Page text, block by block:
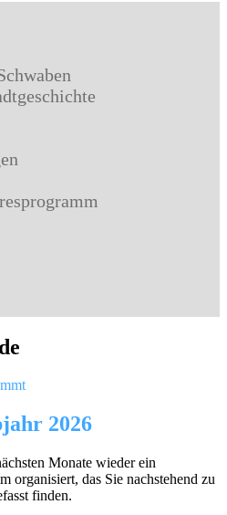
2026
Monate wieder ein
organisiert, das Sie nachstehend zu
finden.